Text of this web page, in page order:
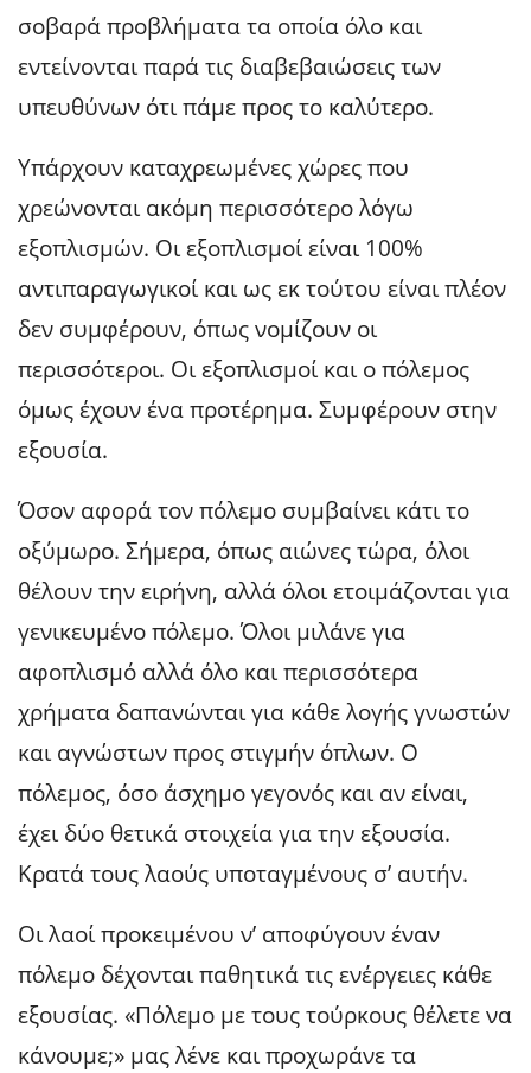
σοβαρά προβλήματα τα οποία όλο και
εντείνονται παρά τις διαβεβαιώσεις των
υπευθύνων ότι πάμε προς το καλύτερο.
Υπάρχουν καταχρεωμένες χώρες που
χρεώνονται ακόμη περισσότερο λόγω
εξοπλισμών. Οι εξοπλισμοί είναι 100%
αντιπαραγωγικοί και ως εκ τούτου είναι πλέον
δεν συμφέρουν, όπως νομίζουν οι
περισσότεροι. Οι εξοπλισμοί και ο πόλεμος
όμως έχουν ένα προτέρημα. Συμφέρουν στην
εξουσία.
Όσον αφορά τον πόλεμο συμβαίνει κάτι το
οξύμωρο. Σήμερα, όπως αιώνες τώρα, όλοι
θέλουν την ειρήνη, αλλά όλοι ετοιμάζονται για
γενικευμένο πόλεμο. Όλοι μιλάνε για
αφοπλισμό αλλά όλο και περισσότερα
χρήματα δαπανώνται για κάθε λογής γνωστών
και αγνώστων προς στιγμήν όπλων. Ο
πόλεμος, όσο άσχημο γεγονός και αν είναι,
έχει δύο θετικά στοιχεία για την εξουσία.
Κρατά τους λαούς υποταγμένους σ’ αυτήν.
Οι λαοί προκειμένου ν’ αποφύγουν έναν
πόλεμο δέχονται παθητικά τις ενέργειες κάθε
εξουσίας. «Πόλεμο με τους τούρκους θέλετε να
κάνουμε;» μας λένε και προχωράνε τα